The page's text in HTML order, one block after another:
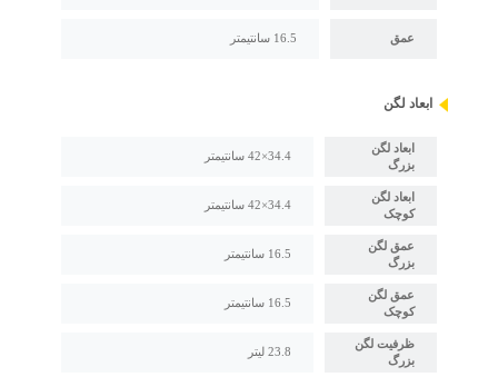
عمق 16.5 سانتیمتر
ابعاد لگن
ابعاد لگن
بزرگ
34.4×42 سانتیمتر
ابعاد لگن
کوچک
34.4×42 سانتیمتر
عمق لگن
بزرگ
16.5 سانتیمتر
عمق لگن
کوچک
16.5 سانتیمتر
ظرفیت لگن
بزرگ
23.8 لیتر